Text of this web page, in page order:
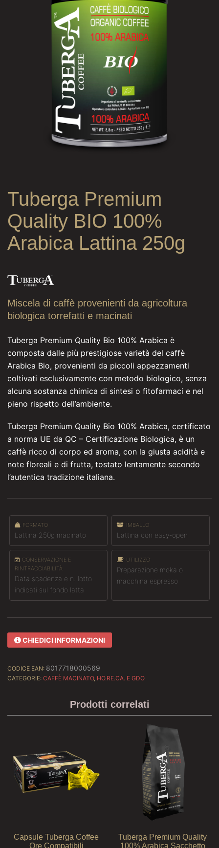
Tuberga Premium
Quality BIO 100%
Arabica Lattina 250g
Miscela di caffè provenienti da agricoltura
biologica torrefatti e macinati
Tuberga Premium Quality Bio 100% Arabica è
composta dalle più prestigiose varietà del caffè
Arabica Bio, provenienti da piccoli appezzamenti
coltivati esclusivamente con metodo biologico, senza
alcuna sostanza chimica di sintesi o fitofarmaci e nel
pieno rispetto dell’ambiente.
Tuberga Premium Quality Bio 100% Arabica, certificato
a norma UE da QC – Certificazione Biologica, è un
caffè ricco di corpo ed aroma, con la giusta acidità e
note floreali e di frutta, tostato lentamente secondo
l’autentica tradizione italiana.
FORMATO
Lattina 250g macinato
IMBALLO
Lattina con easy-open
CONSERVAZIONE E
RINTRACCIABILITÀ
Data scadenza e n. lotto
indicati sul fondo latta
UTILIZZO
Preparazione moka o
macchina espresso
CHIEDICI INFORMAZIONI
CODICE EAN: 8017718000569
CATEGORIE: CAFFÈ MACINATO, HO.RE.CA. E GDO
Prodotti correlati
Capsule Tuberga Coffee
Ore Compatibili
Tuberga Premium Quality
100% Arabica Sacchetto